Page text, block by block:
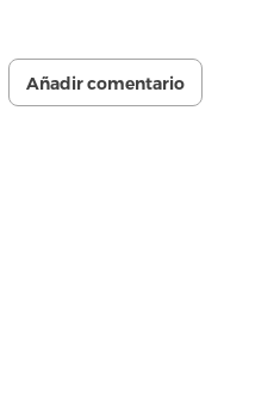
Añadir comentario